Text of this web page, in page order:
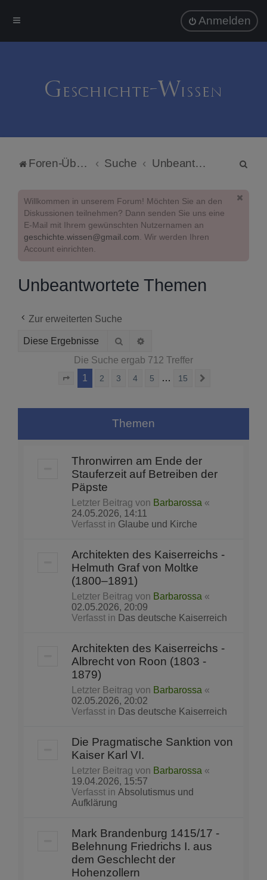
Anmelden
Foren-Übersicht Suche Unbeantwortete Themen
Willkommen in unserem Forum! Möchten Sie an den
Diskussionen teilnehmen? Dann senden Sie uns eine
E-Mail mit Ihrem gewünschten Nutzernamen an
geschichte.wissen@gmail.com. Wir werden Ihren
Account einrichten.
Unbeantwortete Themen
Zur erweiterten Suche
Suche
Die Suche ergab 712 Treffer
Seite von 15
1 2 3 4 5 … 15
Themen
Thronwirren am Ende der
Stauferzeit auf Betreiben der
Päpste
Letzter Beitrag von Barbarossa «
24.05.2026, 14:11
Verfasst in Glaube und Kirche
Architekten des Kaiserreichs -
Helmuth Graf von Moltke
(1800–1891)
Letzter Beitrag von Barbarossa «
02.05.2026, 20:09
Verfasst in Das deutsche Kaiserreich
Architekten des Kaiserreichs -
Albrecht von Roon (1803 -
1879)
Letzter Beitrag von Barbarossa «
02.05.2026, 20:02
Verfasst in Das deutsche Kaiserreich
Die Pragmatische Sanktion von
Kaiser Karl VI.
Letzter Beitrag von Barbarossa «
19.04.2026, 15:57
Verfasst in Absolutismus und
Aufklärung
Mark Brandenburg 1415/17 -
Belehnung Friedrichs I. aus
dem Geschlecht der
Hohenzollern